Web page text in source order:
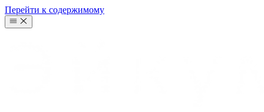
Перейти к содержимому